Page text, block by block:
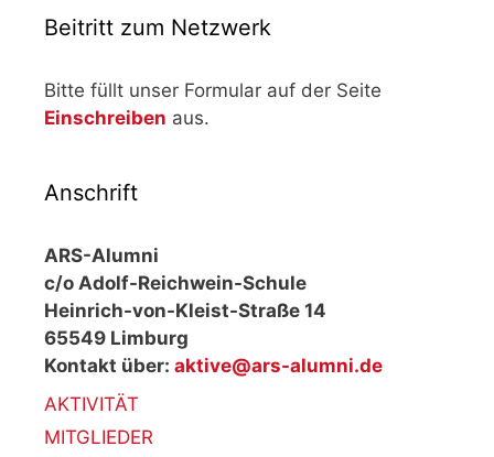
Beitritt zum Netzwerk
Bitte füllt unser Formular auf der Seite
Einschreiben aus.
Anschrift
ARS-Alumni
c/o Adolf-Reichwein-Schule
Heinrich-von-Kleist-Straße 14
65549 Limburg
Kontakt über: aktive@ars-alumni.de
AKTIVITÄT
MITGLIEDER